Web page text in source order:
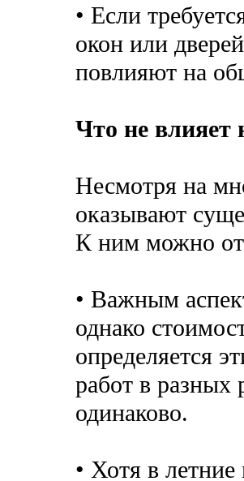
• Если
окон или
повлияют на
Что не влияет
Несмотря на
оказывают
К ним можно
• Важным
однако
определяется
работ в разных
одинаково.
• Хотя в